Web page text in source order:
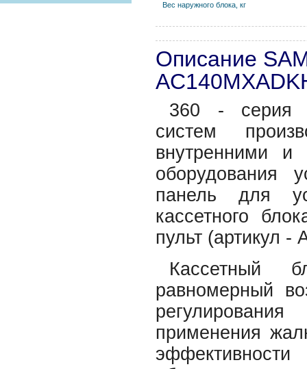
Вес наружного блока, кг
Описание
360 - серия
систем
внутренними и
оборудования
панель для
кассетного
пульт (артикул -
Кассетный
равномерный
применения